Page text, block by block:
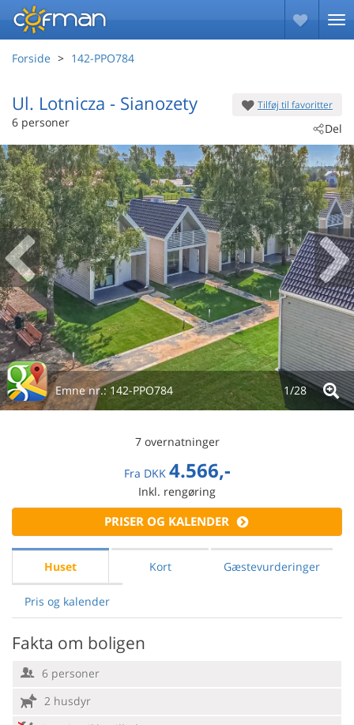
Forside 142-PPO784
Tilføj til favoritter
Del
Ul. Lotnicza - Sianozety
6 personer
Emne nr.:142-PPO784 1/28
7 overnatninger
Fra DKK 4.566,-
Inkl. rengøring
PRISER OG KALENDER
Huset Kort Gæstevurderinger
Pris og kalender
Fakta om boligen
6 personer
2 husdyr